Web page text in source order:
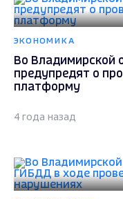
ЭКОНОМИКА
Во Владимирской
предупредят о
платформу
4 года назад